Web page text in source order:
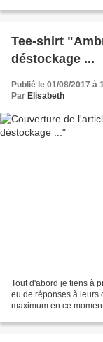
Tee-shirt
déstockage ...
Publié le 01/08/2017 à
Par Elisabeth
Tout d'abord je tiens à
eu de réponses à leurs
maximum en ce